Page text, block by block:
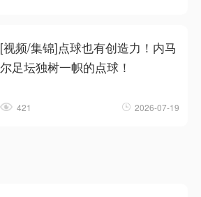
[视频/集锦]点球也有创造力！内马
尔足坛独树一帜的点球！
421 2026-07-19